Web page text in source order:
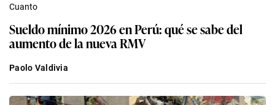
Cuanto
Sueldo mínimo 2026 en Perú: qué se sabe del
aumento de la nueva RMV
Paolo Valdivia